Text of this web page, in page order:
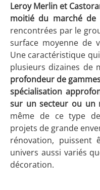
Leroy Merlin et
moitié du marché de
rencontrées par le
surface moyenne de
Une caractéristique
plusieurs dizaines de
profondeur de
spécialisation
sur un secteur ou un
même de ce type
projets de grande
rénovation,
univers aussi variés
décoration.